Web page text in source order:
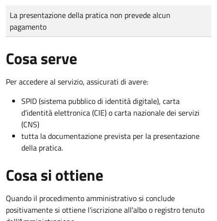
Tipo di pagamento
Importo
La presentazione della pratica non prevede alcun
pagamento
Cosa serve
Per accedere al servizio, assicurati di avere:
SPID (sistema pubblico di identità digitale), carta
d’identità elettronica (CIE) o carta nazionale dei servizi
(CNS)
tutta la documentazione prevista per la presentazione
della pratica.
Cosa si ottiene
Quando il procedimento amministrativo si conclude
positivamente si ottiene l'iscrizione all'albo o registro tenuto